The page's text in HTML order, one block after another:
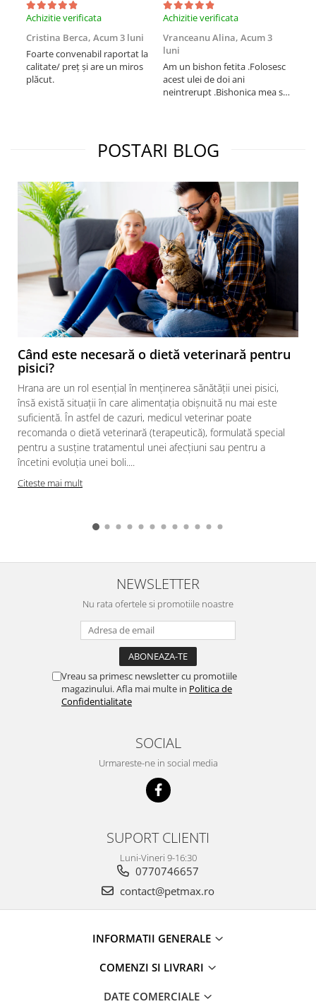
Achizitie verificata
Cristina Berca, Acum 3 luni
Foarte convenabil raportat la
calitate/ preț și are un miros
plăcut.
Achizitie verificata
Vranceanu Alina, Acum 3
luni
Am un bishon fetita .Folosesc
acest ulei de doi ani
neintrerupt .Bishonica mea se
treia comanda recomand cu
mult drag !
POSTARI BLOG
Când este necesară o dietă veterinară pentru
pisici?
Hrana are un rol esențial în menținerea sănătății unei pisici,
însă există situații în care alimentația obișnuită nu mai este
suficientă. În astfel de cazuri, medicul veterinar poate
recomanda o dietă veterinară (terapeutică), formulată special
pentru a susține tratamentul unei afecțiuni sau pentru a
încetini evoluția unei boli....
Citeste mai mult
NEWSLETTER
Nu rata ofertele si promotiile noastre
Vreau sa primesc newsletter cu promotiile
magazinului. Afla mai multe in Politica de
Confidentialitate
SOCIAL
Urmareste-ne in social media
SUPORT CLIENTI
Luni-Vineri 9-16:30
0770746657
contact@petmax.ro
INFORMATII GENERALE
COMENZI SI LIVRARI
DATE COMERCIALE